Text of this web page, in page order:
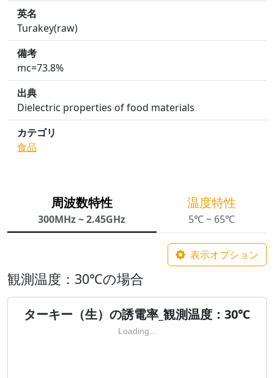
英名
Turakey(raw)
備考
mc=73.8%
出典
Dielectric properties of food materials
カテゴリ
食品
周波数特性
300MHz ~ 2.45GHz
温度特性
5℃ ~ 65℃
表示オプション
観測温度：30℃の場合
ターキー（生）の誘電率_観測温度：30℃
Loading...